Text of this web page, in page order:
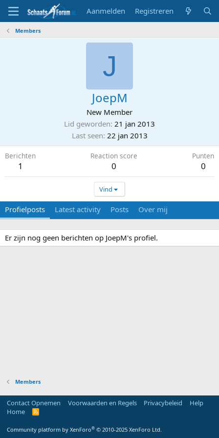
Aanmelden Registreren
Members
J
JoepM
New Member
Lid geworden 21 jan 2013
Last seen 22 jan 2013
Berichten
1
Reaction score
0
Punten
0
Vind
Profielposts Latest activity Posts Over mij
Er zijn nog geen berichten op JoepM's profiel.
Members
Contact Opnemen Voorwaarden en Regels Privacybeleid
Help
Home
R
Community platform by XenForo® © 2010-2025 XenForo Ltd.